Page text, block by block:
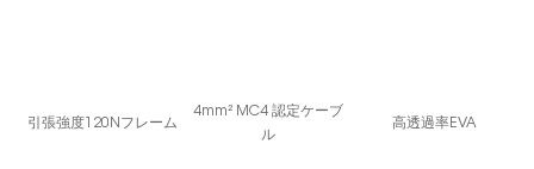
引張強度120Nフレーム
4mm² MC4 認定ケーブ
ル
高透過率EVA